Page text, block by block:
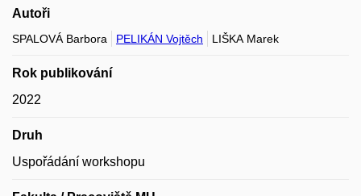
Autoři
SPALOVÁ Barbora PELIKÁN Vojtěch LIŠKA Marek
Rok publikování
2022
Druh
Uspořádání workshopu